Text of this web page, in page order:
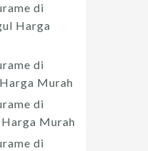
di
Harga
di
Murah
di
Murah
di